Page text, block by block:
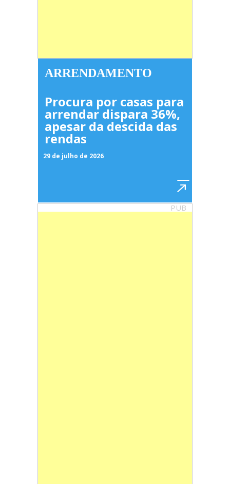
ARRENDAMENTO
Procura por casas para
arrendar dispara 36%,
apesar da descida das
rendas
29 de julho de 2026
PUB